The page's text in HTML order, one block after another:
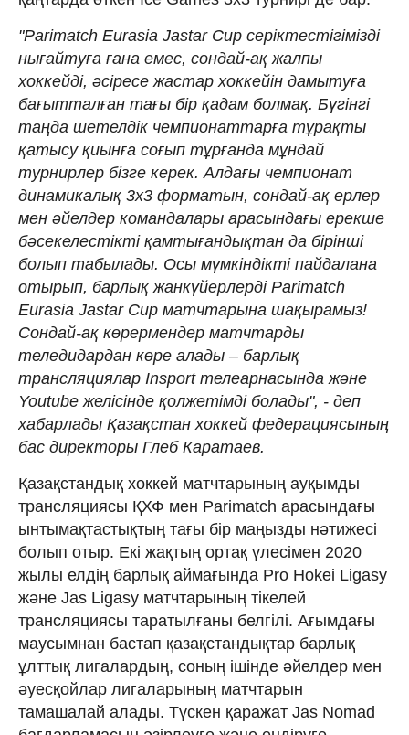
"Parimatch Eurasia Jastar Cup серіктестігімізді
нығайтуға ғана емес, сондай-ақ жалпы
хоккейді, әсіресе жастар хоккейін дамытуға
бағытталған тағы бір қадам болмақ. Бүгінгі
таңда шетелдік чемпионаттарға тұрақты
қатысу қиынға соғып тұрғанда мұндай
турнирлер бізге керек. Алдағы чемпионат
динамикалық 3x3 форматын, сондай-ақ ерлер
мен әйелдер командалары арасындағы ерекше
бәсекелестікті қамтығандықтан да бірінші
болып табылады. Осы мүмкіндікті пайдалана
отырып, барлық жанкүйерлерді Parimatch
Eurasia Jastar Cup матчтарына шақырамыз!
Сондай-ақ көрермендер матчтарды
теледидардан көре алады – барлық
трансляциялар Insport телеарнасында және
Youtube желісінде қолжетімді болады", - деп
хабарлады Қазақстан хоккей федерациясының
бас директоры Глеб Каратаев.
Қазақстандық хоккей матчтарының ауқымды
трансляциясы ҚХФ мен Parimatch арасындағы
ынтымақтастықтың тағы бір маңызды нәтижесі
болып отыр. Екі жақтың ортақ үлесімен 2020
жылы елдің барлық аймағында Pro Hokei Ligasy
және Jas Ligasy матчтарының тікелей
трансляциясы таратылғаны белгілі. Ағымдағы
маусымнан бастап қазақстандықтар барлық
ұлттық лигалардың, соның ішінде әйелдер мен
әуесқойлар лигаларының матчтарын
тамашалай алады. Түскен қаражат Jas Nomad